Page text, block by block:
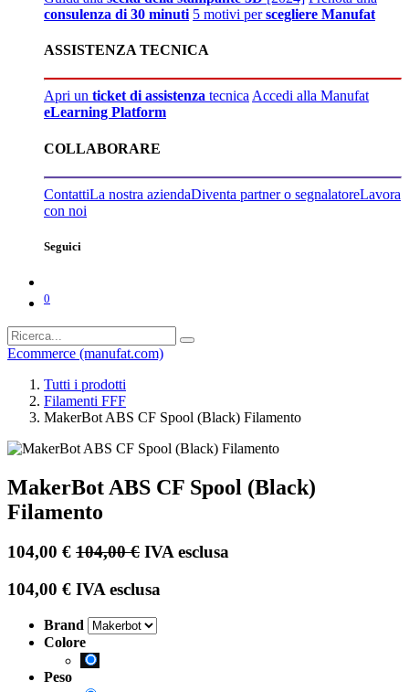
consulenza di 30 minuti 5 motivi perscegliere Manufat
ASSISTENZA TECNICA
Apri un ticket di assistenza tecnicaAccedi alla Manufat
eLearning Platform
COLLABORARE
ContattiLa nostra aziendaDiventa partner o segnalatoreLavora
con noi
Seguici
0
Ecommerce (manufat.com)
Tutti i prodotti
Filamenti FFF
MakerBot ABS CF Spool (Black) Filamento
MakerBot ABS CF Spool (Black)
Filamento
104,00 € 104,00€ IVA esclusa
104,00 € IVA esclusa
Brand
Colore
Peso